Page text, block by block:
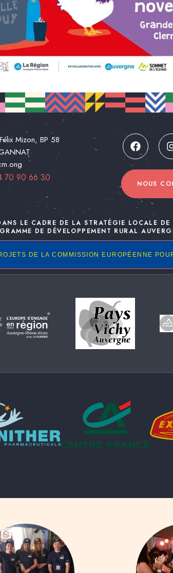
Mizon, BP 58
70 90 66 30
NOUS
LE CADRE DE LA STRATÉGIE LOCALE
DE DÉVELOPPEMENT RURAL
DE LA COMMISSION EUROPÉENNE